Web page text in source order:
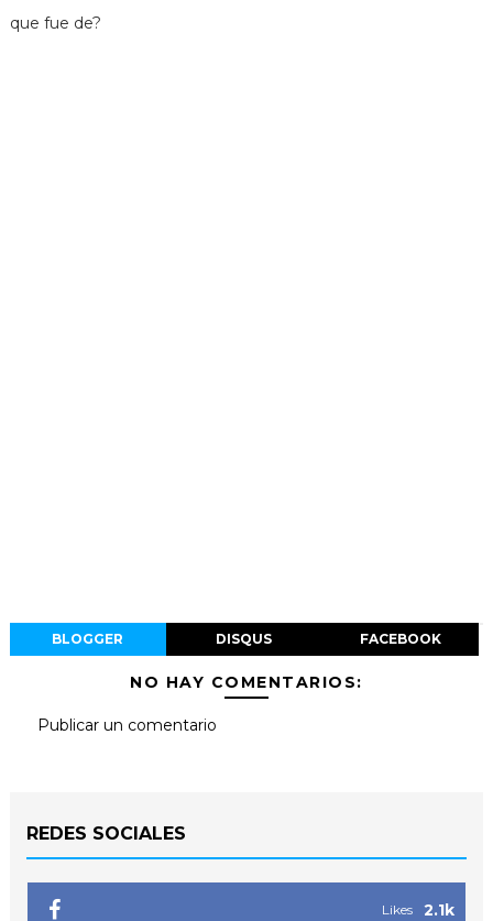
que fue de?
BLOGGER DISQUS FACEBOOK
NO HAY COMENTARIOS:
Publicar un comentario
REDES SOCIALES
2.1k
Likes